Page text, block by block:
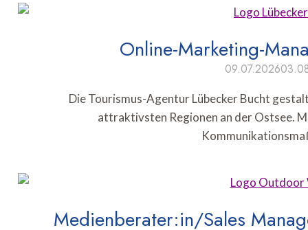
Online-Marketing-
09.07.2026
Die Tourismus-Agentur Lübecker Bucht
attraktivsten Regionen an der Ostsee.
Medienberater:in/Sales